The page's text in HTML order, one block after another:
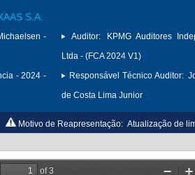
S.A.
-
- 2024 -
Auditor:
KPMG Auditores
Ltda - (FCA 2024 V1)
Responsável Técnico Auditor:
de Costa Lima Junior
Motivo de Reapresentação: Atualização de